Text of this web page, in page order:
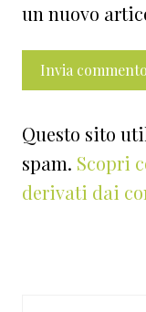
un nuovo
Questo sito
spam. Scopri
derivati dai